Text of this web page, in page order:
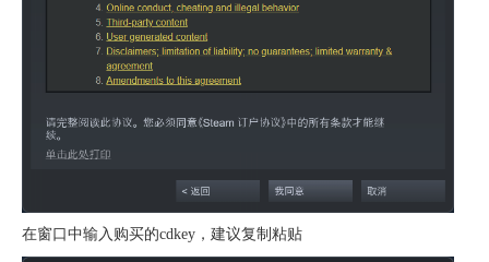
在窗口中输入购买的cdkey，建议复制粘贴